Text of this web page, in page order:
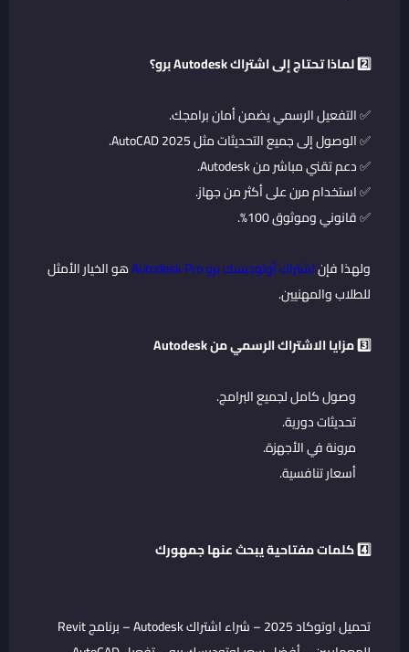
2️⃣ لماذا تحتاج إلى اشتراك Autodesk برو؟
✅ التفعيل الرسمي يضمن أمان برامجك.
✅ الوصول إلى جميع التحديثات مثل AutoCAD 2025.
✅ دعم تقني مباشر من Autodesk.
✅ استخدام مرن على أكثر من جهاز.
✅ قانوني وموثوق 100%.
ولهذا فإناشتراك أوتوديسك برو Autodesk Pro
هو الخيار الأمثل
للطلاب والمهنيين.
3️⃣ مزايا الاشتراك الرسمي من Autodesk
وصول كامل لجميع البرامج.
تحديثات دورية.
مرونة في الأجهزة.
أسعار تنافسية.
4️⃣ كلمات مفتاحية يبحث عنها جمهورك
تحميل اوتوكاد 2025 – شراء اشتراك Autodesk – برنامج Revit